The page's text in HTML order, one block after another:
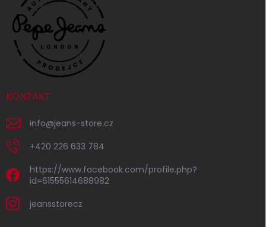
KONTAKT
info@jeans-store.cz
+420 226 633 784
https://www.facebook.com/profile.php?
id=61555614688982
jeansstorecz